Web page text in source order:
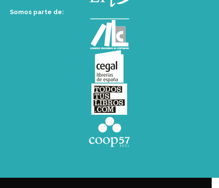
Somos parte de: